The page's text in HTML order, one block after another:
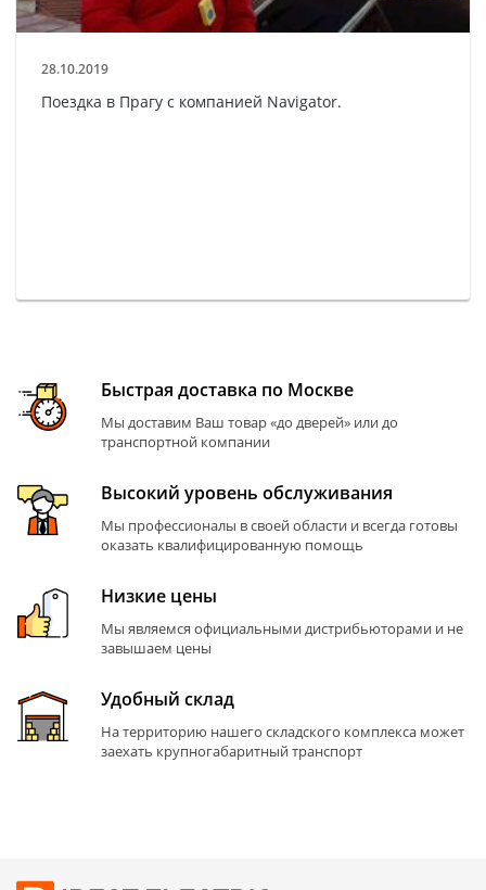
28.10.2019
Поездка в Прагу с компанией Navigator.
Быстрая доставка по Москве
Мы доставим Ваш товар «до дверей» или до
транспортной компании
Высокий уровень обслуживания
Мы профессионалы в своей области и всегда готовы
оказать квалифицированную помощь
Низкие цены
Мы являемся официальными дистрибьюторами и не
завышаем цены
Удобный склад
На территорию нашего складского комплекса может
заехать крупногабаритный транспорт